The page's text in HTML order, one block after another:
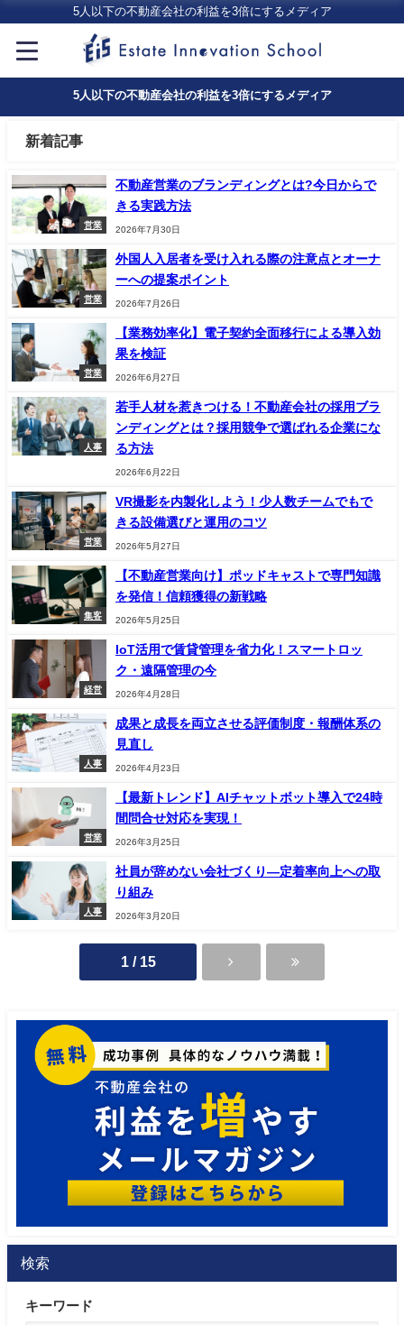
5人以下の不動産会社の利益を3倍にするメディア
5人以下の不動産会社の利益を3倍にするメディア
新着記事
営業
不動産営業のブランディングとは?今日からで
きる実践方法
2026年7月30日
営業
外国人入居者を受け入れる際の注意点とオーナ
ーへの提案ポイント
2026年7月26日
営業
【業務効率化】電子契約全面移行による導入効
果を検証
2026年6月27日
人事
若手人材を惹きつける！不動産会社の採用ブラ
ンディングとは？採用競争で選ばれる企業にな
る方法
2026年6月22日
営業
VR撮影を内製化しよう！少人数チームでもで
きる設備選びと運用のコツ
2026年5月27日
集客
【不動産営業向け】ポッドキャストで専門知識
を発信！信頼獲得の新戦略
2026年5月25日
経営
IoT活用で賃貸管理を省力化！スマートロッ
ク・遠隔管理の今
2026年4月28日
人事
成果と成長を両立させる評価制度・報酬体系の
見直し
2026年4月23日
営業
【最新トレンド】AIチャットボット導入で24時
間問合せ対応を実現！
2026年3月25日
人事
社員が辞めない会社づくり—定着率向上への取
り組み
2026年3月20日
1 / 15
検索
キーワード